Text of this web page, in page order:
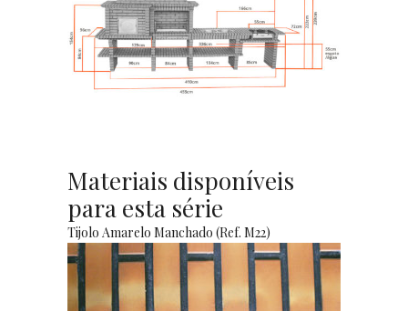
Materiais disponíveis
para esta série
Tijolo Amarelo Manchado (Ref. M22)